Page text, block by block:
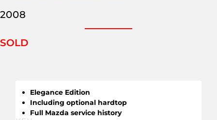
2008
SOLD
Elegance Edition
Including optional hardtop
Full Mazda service history